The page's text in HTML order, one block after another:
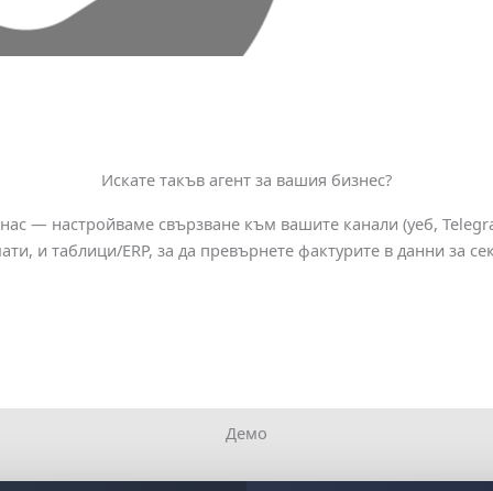
Искате такъв агент за вашия бизнес?
— настройваме свързване към вашите канали (уеб,
и таблици/ERP, за да превърнете фактурите в данни за
Демо